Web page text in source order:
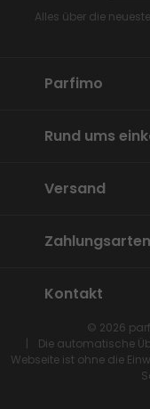
Alles über die
Parfimo
Rund ums
Versand
Zahlungsarten
Kontakt
© 2026
Die automatische
Webseite ist ohne die